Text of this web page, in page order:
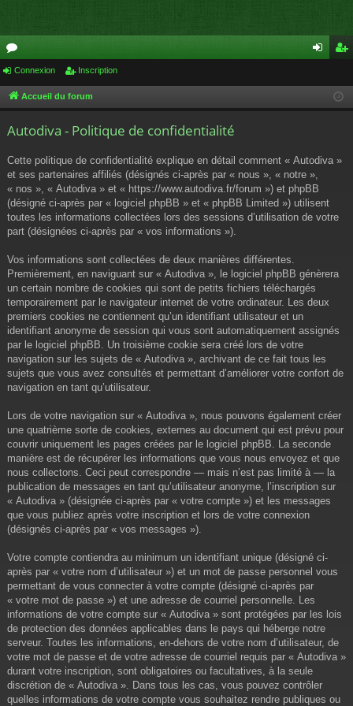
or
u cri
Connexion Inscription
Accueil du forum
Autodiva - Politique de confidentialité
Cette politique de confidentialité explique en détail comment « Autodiva »
et ses partenaires affiliés (désignés ci-après par « nous », « notre »,
« nos », « Autodiva » et « https://www.autodiva.fr/forum ») et phpBB
(désigné ci-après par « logiciel phpBB » et « phpBB Limited ») utilisent
toutes les informations collectées lors des sessions d’utilisation de votre
part (désignées ci-après par « vos informations »).
Vos informations sont collectées de deux manières différentes.
Premièrement, en naviguant sur « Autodiva », le logiciel phpBB génèrera
un certain nombre de cookies qui sont de petits fichiers téléchargés
temporairement par le navigateur internet de votre ordinateur. Les deux
premiers cookies ne contiennent qu’un identifiant utilisateur et un
identifiant anonyme de session qui vous sont automatiquement assignés
par le logiciel phpBB. Un troisième cookie sera créé lors de votre
navigation sur les sujets de « Autodiva », archivant de ce fait tous les
sujets que vous avez consultés et permettant d’améliorer votre confort de
navigation en tant qu’utilisateur.
Lors de votre navigation sur « Autodiva », nous pouvons également créer
une quatrième sorte de cookies, externes au document qui est prévu pour
couvrir uniquement les pages créées par le logiciel phpBB. La seconde
manière est de récupérer les informations que vous nous envoyez et que
nous collectons. Ceci peut correspondre — mais n’est pas limité à — la
publication de messages en tant qu’utilisateur anonyme, l’inscription sur
« Autodiva » (désignée ci-après par « votre compte ») et les messages
que vous publiez après votre inscription et lors de votre connexion
(désignés ci-après par « vos messages »).
Votre compte contiendra au minimum un identifiant unique (désigné ci-
après par « votre nom d’utilisateur ») et un mot de passe personnel vous
permettant de vous connecter à votre compte (désigné ci-après par
« votre mot de passe ») et une adresse de courriel personnelle. Les
informations de votre compte sur « Autodiva » sont protégées par les lois
de protection des données applicables dans le pays qui héberge notre
serveur. Toutes les informations, en-dehors de votre nom d’utilisateur, de
votre mot de passe et de votre adresse de courriel requis par « Autodiva »
durant votre inscription, sont obligatoires ou facultatives, à la seule
discrétion de « Autodiva ». Dans tous les cas, vous pouvez contrôler
quelles informations de votre compte vous souhaitez rendre publiques ou